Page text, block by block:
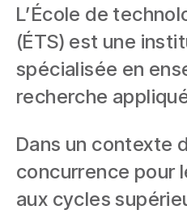
L’École de
(ÉTS) est une
spécialisée en
recherche
Dans un contexte
concurrence pour
aux cycles